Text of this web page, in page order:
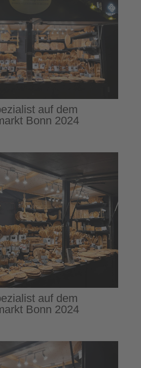
auf dem
Bonn 2024
auf dem
Bonn 2024